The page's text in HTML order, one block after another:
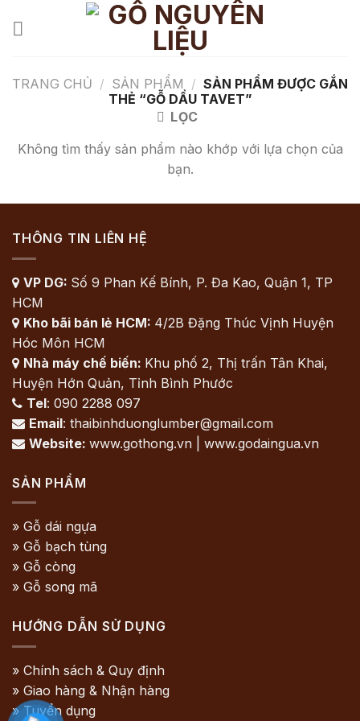
TRANG CHỦ / SẢN PHẨM / SẢN PHẨM ĐƯỢC GẮN
THẺ “GỖ DẦU TAVET”
LỌC
Không tìm thấy sản phẩm nào khớp với lựa chọn của
bạn.
THÔNG TIN LIÊN HỆ
 VP DG: Số 9 Phan Kế Bính, P. Đa Kao, Quận 1, TP
HCM
 Kho bãi bán lẻ HCM: 4/2B Đặng Thúc Vịnh Huyện
Hóc Môn HCM
 Nhà máy chế biến: Khu phố 2, Thị trấn Tân Khai,
Huyện Hớn Quản, Tỉnh Bình Phước
 Tel: 090 2288 097
 Email: thaibinhduonglumber@gmail.com
 Website: www.gothong.vn | www.godaingua.vn
SẢN PHẨM
» Gỗ dái ngựa
» Gỗ bạch tùng
» Gỗ còng
» Gỗ song mã
HƯỚNG DẪN SỬ DỤNG
» Chính sách & Quy định
» Giao hàng & Nhận hàng
» Tuyển dụng